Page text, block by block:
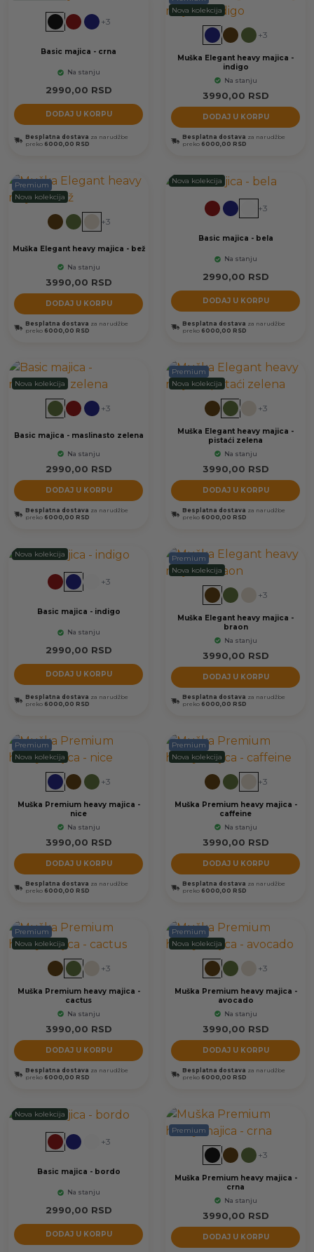
+3
Basic majica - crna
Na stanju
2990,00 RSD
DODAJ U KORPU
Besplatna dostava za narudžbe
preko 6000,00 RSD
Nova kolekcija
+3
Muška Elegant heavy majica -
indigo
Na stanju
3990,00 RSD
DODAJ U KORPU
Besplatna dostava za narudžbe
preko 6000,00 RSD
Premium
Nova kolekcija
+3
Muška Elegant heavy majica - bež
Na stanju
3990,00 RSD
DODAJ U KORPU
Besplatna dostava za narudžbe
preko 6000,00 RSD
Nova kolekcija
+3
Basic majica - bela
Na stanju
2990,00 RSD
DODAJ U KORPU
Besplatna dostava za narudžbe
preko 6000,00 RSD
Nova kolekcija
+3
Basic majica - maslinasto zelena
Na stanju
2990,00 RSD
DODAJ U KORPU
Besplatna dostava za narudžbe
preko 6000,00 RSD
Premium
Nova kolekcija
+3
Muška Elegant heavy majica -
pistaći zelena
Na stanju
3990,00 RSD
DODAJ U KORPU
Besplatna dostava za narudžbe
preko 6000,00 RSD
Nova kolekcija
+3
Basic majica - indigo
Na stanju
2990,00 RSD
DODAJ U KORPU
Besplatna dostava za narudžbe
preko 6000,00 RSD
Premium
Nova kolekcija
+3
Muška Elegant heavy majica -
braon
Na stanju
3990,00 RSD
DODAJ U KORPU
Besplatna dostava za narudžbe
preko 6000,00 RSD
Premium
Nova kolekcija
+3
Muška Premium heavy majica -
nice
Na stanju
3990,00 RSD
DODAJ U KORPU
Besplatna dostava za narudžbe
preko 6000,00 RSD
Premium
Nova kolekcija
+3
Muška Premium heavy majica -
caffeine
Na stanju
3990,00 RSD
DODAJ U KORPU
Besplatna dostava za narudžbe
preko 6000,00 RSD
Premium
Nova kolekcija
+3
Muška Premium heavy majica -
cactus
Na stanju
3990,00 RSD
DODAJ U KORPU
Besplatna dostava za narudžbe
preko 6000,00 RSD
Premium
Nova kolekcija
+3
Muška Premium heavy majica -
avocado
Na stanju
3990,00 RSD
DODAJ U KORPU
Besplatna dostava za narudžbe
preko 6000,00 RSD
Nova kolekcija
+3
Basic majica - bordo
Na stanju
2990,00 RSD
DODAJ U KORPU
Premium
+3
Muška Premium heavy majica -
crna
Na stanju
3990,00 RSD
DODAJ U KORPU